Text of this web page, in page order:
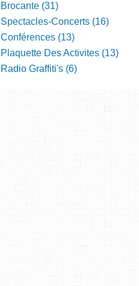
Brocante (31)
Spectacles-Concerts (16)
Conférences (13)
Plaquette Des Activites (13)
Radio Graffiti's (6)